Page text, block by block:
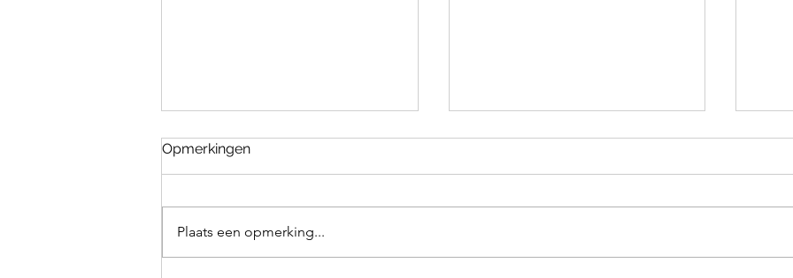
Opmerkingen
Plaats een opmerking...